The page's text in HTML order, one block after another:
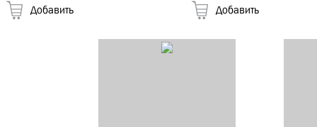
Добавить Добавить